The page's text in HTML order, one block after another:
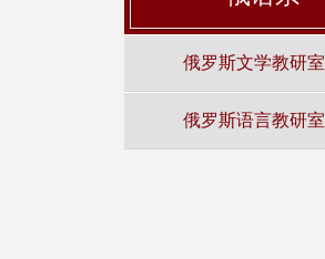
俄罗斯文学教研室
俄罗斯语言教研室